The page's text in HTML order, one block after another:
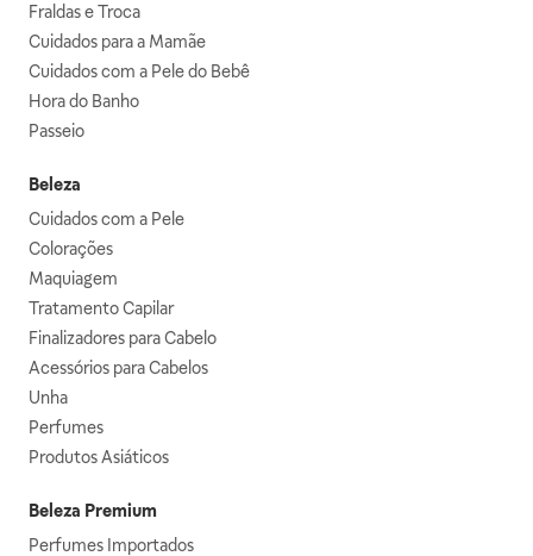
Fraldas e Troca
Cuidados para a Mamãe
Cuidados com a Pele do Bebê
Hora do Banho
Passeio
Beleza
Cuidados com a Pele
Colorações
Maquiagem
Tratamento Capilar
Finalizadores para Cabelo
Acessórios para Cabelos
Unha
Perfumes
Produtos Asiáticos
Beleza Premium
Perfumes Importados